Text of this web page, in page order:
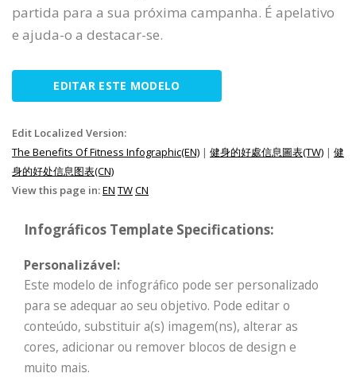
partida para a sua próxima campanha. É apelativo
e ajuda-o a destacar-se.
EDITAR ESTE MODELO
Edit Localized Version:
The Benefits Of Fitness Infographic(EN) | 健身的好處信息圖表(TW) | 健
身的好处信息图表(CN)
View this page in:EN TWCN
Infográficos Template Specifications:
Personalizável:
Este modelo de infográfico pode ser personalizado
para se adequar ao seu objetivo. Pode editar o
conteúdo, substituir a(s) imagem(ns), alterar as
cores, adicionar ou remover blocos de design e
muito mais.